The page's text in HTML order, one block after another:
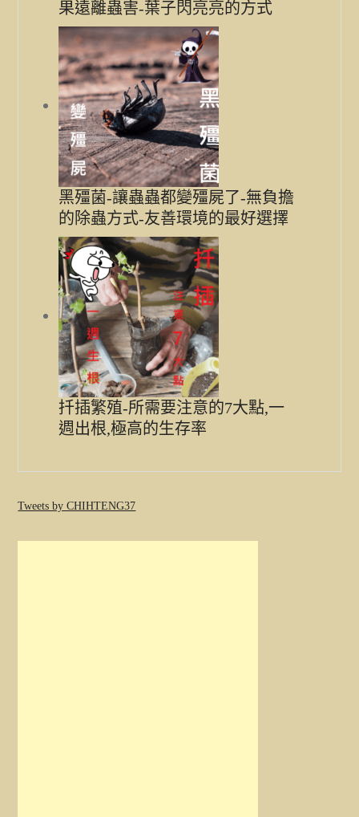
果遠離蟲害-葉子閃亮亮的方式
黑殭菌-讓蟲蟲都變殭屍了-無負擔
的除蟲方式-友善環境的最好選擇
扦插繁殖-所需要注意的7大點,一
週出根,極高的生存率
Tweets by CHIHTENG37